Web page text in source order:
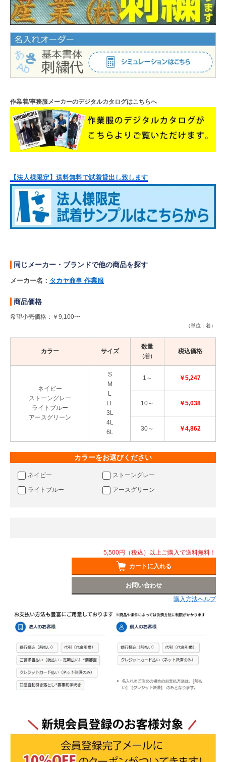
作業着/事務服メーカーのデジタルカタログはこちらへ
【法人様限定】送料無料で試着貸出し致します
同じメーカー・ブランドで他の商品を探す
メーカー名： タカヤ商事 作業服
商品価格
希望小売価格：￥ 9,100〜
（単位：着）
カラー サイズ
数量
(着)
税込価格
ネイビー
ストーングレー
ライトブルー
アースグリーン
S
M
L
LL
3L
4L
6L
1～ ￥5,247
10～ ￥5,038
30～ ￥4,862
カラーをお選びください
ネイビー ストーングレー
ライトブルー アースグリーン
5,500円（税込）以上ご購入で送料無料！
カートに入れる
お問い合わせ
購入方法ヘルプ